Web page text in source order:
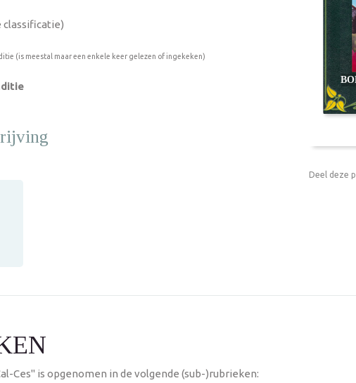
classificatie)
(is meestal maar een enkele keer gelezen of ingekeken)
Deel deze
Ces" is opgenomen in de volgende (sub-)rubrieken: